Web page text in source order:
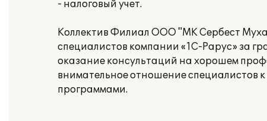
- налоговый учет.
Коллектив Филиал ООО "МК Сербест
специалистов компании «1С-Рарус» за
оказание консультаций на хорошем
внимательное отношение специалистов
программами.